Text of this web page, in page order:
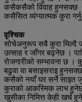
कसैकसैको विवाह हुनसक्छ ।
कसैसित व्यंग्यात्मक कुरा
वृश्चिक
सोचेअनुरूप सबै कुरा मिल्दै
उत्साह र जाँगर बढ्नेछ ।
रोजगारीको सम्भावना छ
बढुवा वा बसाइसराइ
कसैको नयाँ घर सर्ने साइत
कुराको आकस्मिक लाभ हुनेछ
खुसीका निमित्त केही खर्च